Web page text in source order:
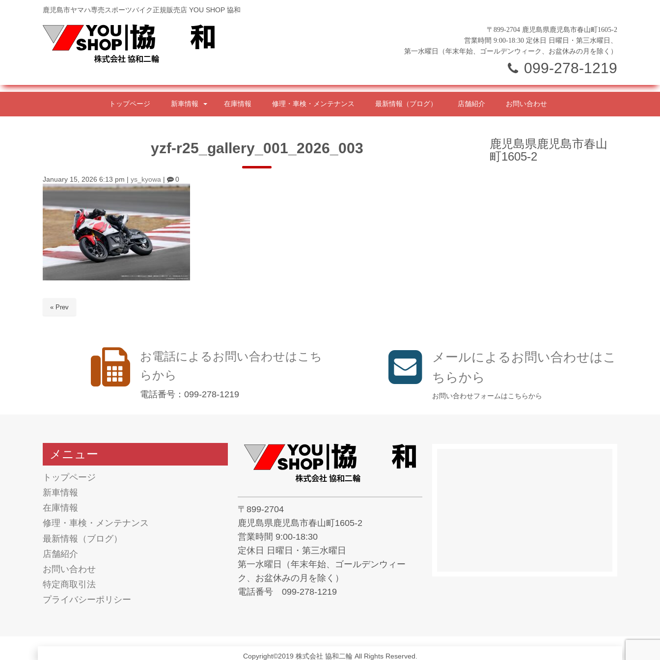
鹿児島市ヤマハ専売スポーツバイク正規販売店 YOU SHOP 協和
〒899-2704 鹿児島県鹿児島市春山町1605-2
営業時間 9:00-18:30 定休日 日曜日・第三水曜日、
第一水曜日（年末年始、ゴールデンウィーク、お盆休みの月を除く）
099-278-1219
トップページ 新車情報 在庫情報 修理・車検・メンテナンス 最新情報（ブログ） 店舗紹介 お問い合わせ
yzf-r25_gallery_001_2026_003
January 15, 2026 6:13 pm ys_kyowa 0
« Prev
鹿児島県鹿児島市春山
町1605-2
お電話によるお問い合わせはこち
らから
電話番号：099-278-1219
メールによるお問い合わせはこ
ちらから
お問い合わせフォームはこちらから
メニュー
トップページ
新車情報
在庫情報
修理・車検・メンテナンス
最新情報（ブログ）
店舗紹介
お問い合わせ
特定商取引法
プライバシーポリシー
〒899-2704
鹿児島県鹿児島市春山町1605-2
営業時間 9:00-18:30
定休日 日曜日・第三水曜日
第一水曜日（年末年始、ゴールデンウィー
ク、お盆休みの月を除く）
電話番号 099-278-1219
Copyright©2019 株式会社 協和二輪 All Rights Reserved.